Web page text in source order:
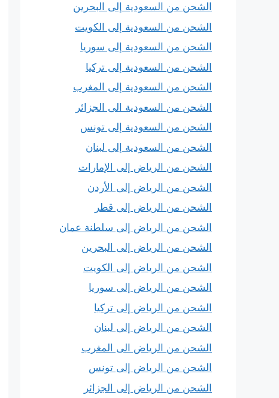
الشحن من السعودية إلى البحرين
الشحن من السعودية إلى الكويت
الشحن من السعودية إلى سوريا
الشحن من السعودية إلى تركيا
الشحن من السعودية إلى المغرب
الشحن من السعودية الى الجزائر
الشحن من السعودية إلى تونس
الشحن من السعودية إلى لبنان
الشحن من الرياض إلى الإمارات
الشحن من الرياض إلى الأردن
الشحن من الرياض إلى قطر
الشحن من الرياض إلى سلطنة عمان
الشحن من الرياض إلى البحرين
الشحن من الرياض إلى الكويت
الشحن من الرياض إلى سوريا
الشحن من الرياض إلى تركيا
الشحن من الرياض إلى لبنان
الشحن من الرياض الى المغرب
الشحن من الرياض إلى تونس
الشحن من الرياض إلى الجزائر